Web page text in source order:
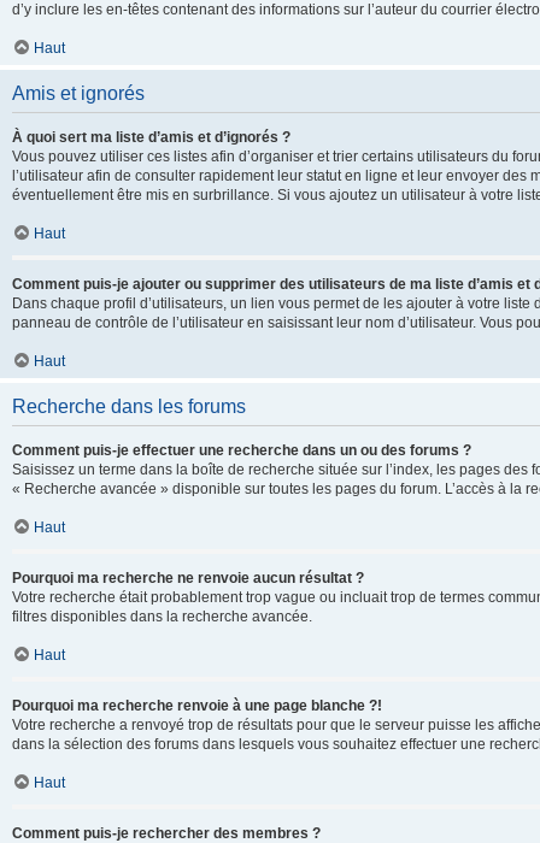
d’y inclure les en-têtes contenant des informations sur l’auteur du courrier
Haut
Amis et ignorés
À quoi sert ma liste d’amis et d’ignorés ?
Vous pouvez utiliser ces listes afin d’organiser et trier certains utilisateurs du
l’utilisateur afin de consulter rapidement leur statut en ligne et leur envoyer
éventuellement être mis en surbrillance. Si vous ajoutez un utilisateur à votre
Haut
Comment puis-je ajouter ou supprimer des utilisateurs de ma liste d’amis et
Dans chaque profil d’utilisateurs, un lien vous permet de les ajouter à votre
panneau de contrôle de l’utilisateur en saisissant leur nom d’utilisateur. Vous
Haut
Recherche dans les forums
Comment puis-je effectuer une recherche dans un ou des forums ?
Saisissez un terme dans la boîte de recherche située sur l’index, les pages
« Recherche avancée » disponible sur toutes les pages du forum. L’accès à la
Haut
Pourquoi ma recherche ne renvoie aucun résultat ?
Votre recherche était probablement trop vague ou incluait trop de termes
filtres disponibles dans la recherche avancée.
Haut
Pourquoi ma recherche renvoie à une page blanche ?!
Votre recherche a renvoyé trop de résultats pour que le serveur puisse les
dans la sélection des forums dans lesquels vous souhaitez effectuer une
Haut
Comment puis-je rechercher des membres ?